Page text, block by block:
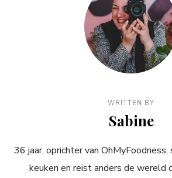
WRITTEN BY
Sabine
36 jaar, oprichter van
keuken en reist anders de wereld